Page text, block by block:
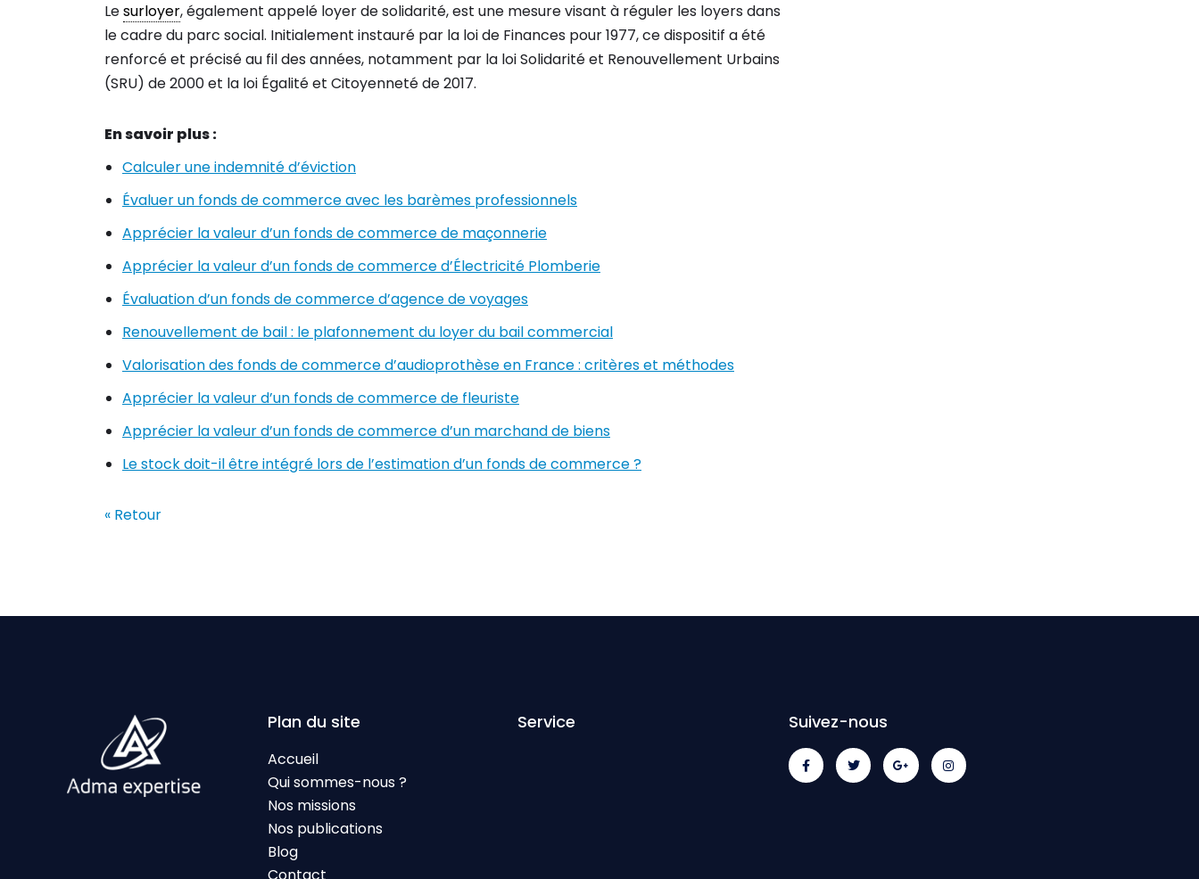
Lesurloyer, également appelé loyer de solidarité, est une mesure visant à réguler les loyers dans
le cadre du parc social. Initialement instauré par la loi de Finances pour 1977, ce dispositif a été
renforcé et précisé au fil des années, notamment par la loi Solidarité et Renouvellement Urbains
(SRU) de 2000 et la loi Égalité et Citoyenneté de 2017.
En savoir plus :
Calculer une indemnité d’éviction
Évaluer un fonds de commerce avec les barèmes professionnels
Apprécier la valeur d’un fonds de commerce de maçonnerie
Apprécier la valeur d’un fonds de commerce d’Électricité Plomberie
Évaluation d’un fonds de commerce d’agence de voyages
Renouvellement de bail : le plafonnement du loyer du bail commercial
Valorisation des fonds de commerce d’audioprothèse en France : critères et méthodes
Apprécier la valeur d’un fonds de commerce de fleuriste
Apprécier la valeur d’un fonds de commerce d’un marchand de biens
Le stock doit-il être intégré lors de l’estimation d’un fonds de commerce ?
« Retour
Plan du site
Accueil
Qui sommes-nous ?
Nos missions
Nos publications
Blog
Service Suivez-nous